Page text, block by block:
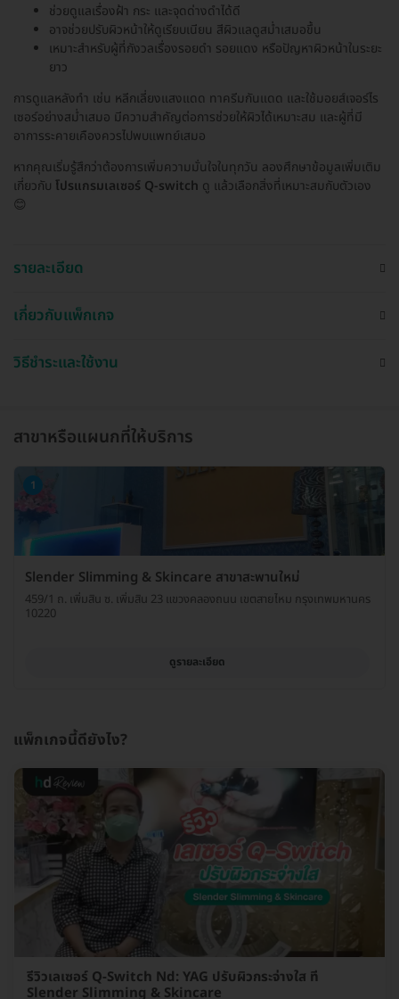
ช่วยดูแลเรื่องฝ้า กระ และจุดด่างดำได้ดี
อาจช่วยปรับผิวหน้าให้ดูเรียบเนียน สีผิวแลดูสม่ำเสมอขึ้น
เหมาะสำหรับผู้ที่กังวลเรื่องรอยดำ รอยแดง หรือปัญหาผิวหน้าในระยะ
ยาว
การดูแลหลังทำ เช่น หลีกเลี่ยงแสงแดด ทาครีมกันแดด และใช้มอยส์เจอร์ไร
เซอร์อย่างสม่ำเสมอ มีความสำคัญต่อการช่วยให้ผิวได้เหมาะสม และผู้ที่มี
อาการระคายเคืองควรไปพบแพทย์เสมอ
หากคุณเริ่มรู้สึกว่าต้องการเพิ่มความมั่นใจในทุกวัน ลองศึกษาข้อมูลเพิ่มเติม
เกี่ยวกับ โปรแกรมเลเซอร์ Q-switch ดู แล้วเลือกสิ่งที่เหมาะสมกับตัวเอง
😊
รายละเอียด
เกี่ยวกับแพ็กเกจ
วิธีชำระและใช้งาน
สาขาหรือแผนกที่ให้บริการ
1
Slender Slimming & Skincare สาขาสะพานใหม่
459/1 ถ. เพิ่มสิน ซ. เพิ่มสิน 23 แขวงคลองถนน เขตสายไหม กรุงเทพมหานคร
10220
ดูรายละเอียด
แพ็กเกจนี้ดียังไง?
รีวิวเลเซอร์ Q-Switch Nd: YAG ปรับผิวกระจ่างใส ที่
Slender Slimming & Skincare